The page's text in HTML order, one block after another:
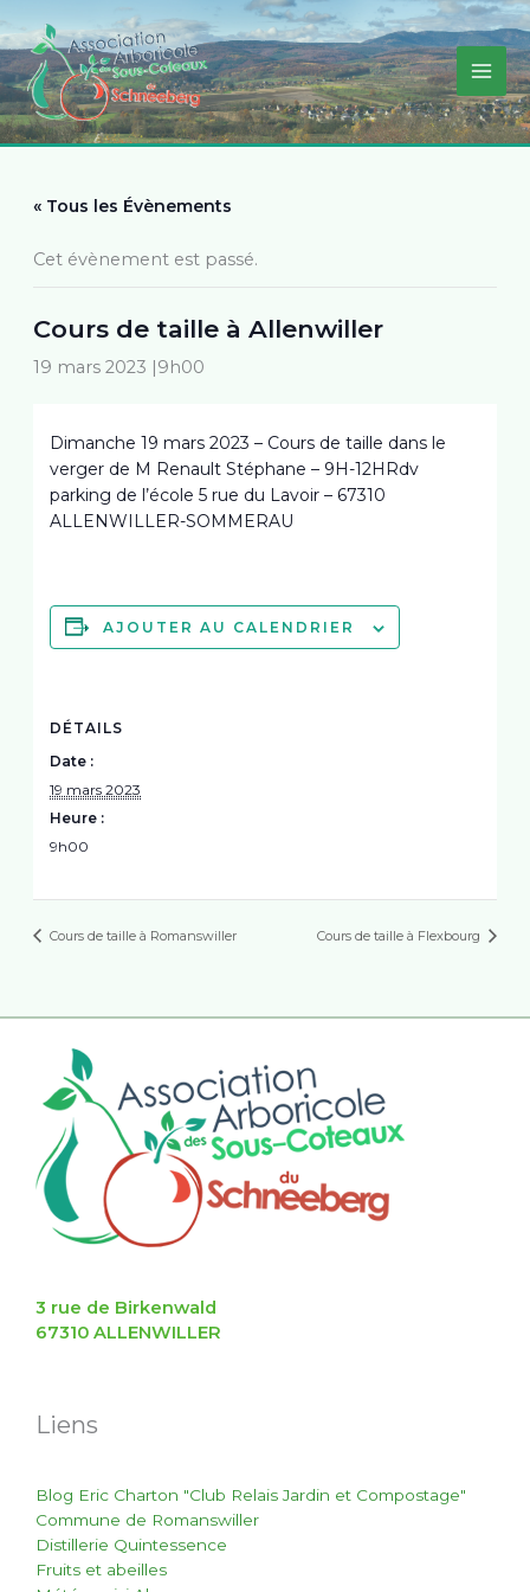
au
contenu
« Tous les Évènements
Cet évènement est passé.
Cours de taille à Allenwiller
19 mars 2023 |9h00
Dimanche 19 mars 2023 – Cours de taille dans le
verger de M Renault Stéphane – 9H-12HRdv
parking de l’école 5 rue du Lavoir – 67310
ALLENWILLER-SOMMERAU
AJOUTER AU CALENDRIER
DÉTAILS
Date :
19 mars 2023
Heure :
9h00
Cours de taille à Romanswiller Cours de taille à Flexbourg
3 rue de Birkenwald
67310 ALLENWILLER
Liens
Blog Eric Charton "Club Relais Jardin et Compostage"
Commune de Romanswiller
Distillerie Quintessence
Fruits et abeilles